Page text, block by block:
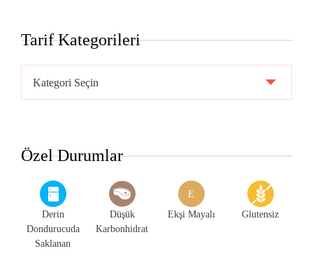
Tarif Kategorileri
Kategorileri
Özel Durumlar
Derin
Dondurucuda
Saklanan
Düşük
Karbonhidrat
E
Ekşi Mayalı Glutensiz